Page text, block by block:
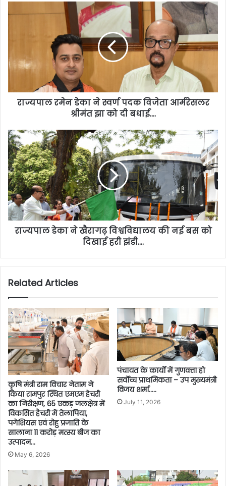
राज्यपाल रमेन डेका ने स्वर्ण पदक विजेता आर्मरेसलर
श्रीमंत झा को दी बधाई….
राज्यपाल डेका ने खैरागढ़ विश्वविद्यालय की नई बस को
दिखाई हरी झंडी….
Related Articles
कृषि मंत्री राम विचार नेताम ने
किया रामपुर स्थित एमएम हेचरी
का निरीक्षण, 65 एकड़ जलक्षेत्र में
विकसित हैचरी में तेलापिया,
पगेशियस एवं रोहु प्रजाति के
सालाना 11 करोड़ मत्स्य बीज का
उत्पादन…
May 6, 2026
पंचायत के कार्यों में गुणवत्ता हो
सर्वाेच्च प्राथमिकता – उप मुख्यमंत्री
विजय शर्मा…..
July 11, 2026